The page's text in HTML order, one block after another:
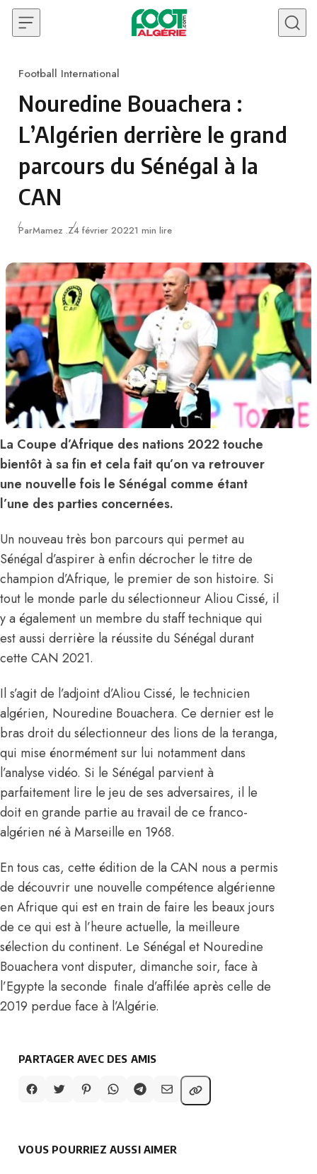
Skip to content
Category
Football International
Nouredine Bouachera :
L’Algérien derrière le grand
parcours du Sénégal à la
CAN
ParMamez .ZPublié
4 février 20221 min lire
La Coupe d’Afrique des nations 2022 touche
bientôt à sa fin et cela fait qu’on va retrouver
une nouvelle fois le Sénégal comme étant
l’une des parties concernées.
Un nouveau très bon parcours qui permet au
Sénégal d’aspirer à enfin décrocher le titre de
champion d’Afrique, le premier de son histoire. Si
tout le monde parle du sélectionneur Aliou Cissé, il
y a également un membre du staff technique qui
est aussi derrière la réussite du Sénégal durant
cette CAN 2021.
Il s’agit de l’adjoint d’Aliou Cissé, le technicien
algérien, Nouredine Bouachera. Ce dernier est le
bras droit du sélectionneur des lions de la teranga,
qui mise énormément sur lui notamment dans
l’analyse vidéo. Si le Sénégal parvient à
parfaitement lire le jeu de ses adversaires, il le
doit en grande partie au travail de ce franco-
algérien né à Marseille en 1968.
En tous cas, cette édition de la CAN nous a permis
de découvrir une nouvelle compétence algérienne
en Afrique qui est en train de faire les beaux jours
de ce qui est à l’heure actuelle, la meilleure
sélection du continent. Le Sénégal et Nouredine
Bouachera vont disputer, dimanche soir, face à
l’Egypte la seconde finale d’affilée après celle de
2019 perdue face à l’Algérie.
PARTAGER AVEC DES AMIS
VOUS POURRIEZ AUSSI AIMER